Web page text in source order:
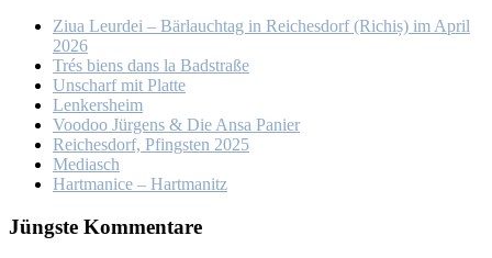
Ziua Leur­dei – Bär­lauch­tag in Rei­ches­dorf (Ri­chiș) im April
2026
Trés biens dans la Bad­stra­ße
Un­scharf mit Plat­te
Len­kers­heim
Voo­doo Jür­gens & Die An­sa Pa­nier
Rei­ches­dorf, Pfings­ten 2025
Me­dia­sch
Hart­ma­nice – Hart­ma­nitz
Jüngs­te Kom­men­ta­re